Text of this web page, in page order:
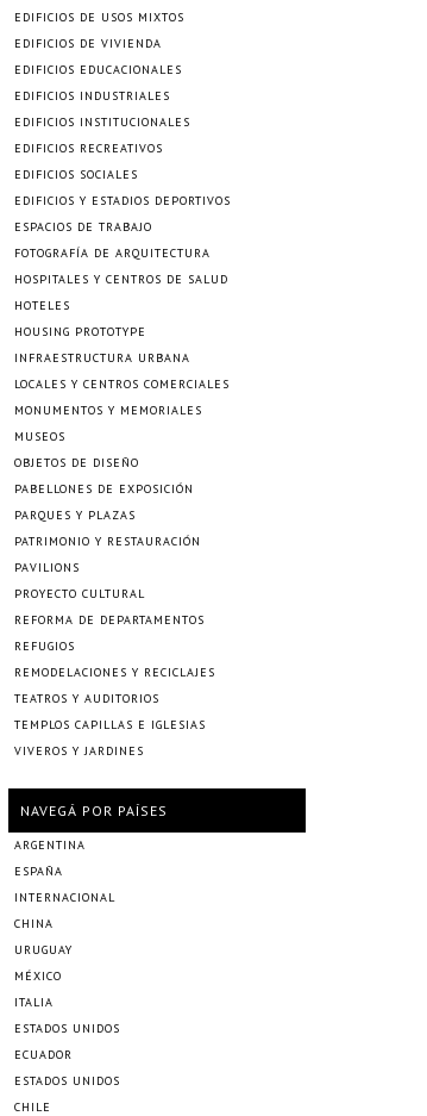
EDIFICIOS DE USOS MIXTOS
EDIFICIOS DE VIVIENDA
EDIFICIOS EDUCACIONALES
EDIFICIOS INDUSTRIALES
EDIFICIOS INSTITUCIONALES
EDIFICIOS RECREATIVOS
EDIFICIOS SOCIALES
EDIFICIOS Y ESTADIOS DEPORTIVOS
ESPACIOS DE TRABAJO
FOTOGRAFÍA DE ARQUITECTURA
HOSPITALES Y CENTROS DE SALUD
HOTELES
HOUSING PROTOTYPE
INFRAESTRUCTURA URBANA
LOCALES Y CENTROS COMERCIALES
MONUMENTOS Y MEMORIALES
MUSEOS
OBJETOS DE DISEÑO
PABELLONES DE EXPOSICIÓN
PARQUES Y PLAZAS
PATRIMONIO Y RESTAURACIÓN
PAVILIONS
PROYECTO CULTURAL
REFORMA DE DEPARTAMENTOS
REFUGIOS
REMODELACIONES Y RECICLAJES
TEATROS Y AUDITORIOS
TEMPLOS CAPILLAS E IGLESIAS
VIVEROS Y JARDINES
NAVEGÁ POR PAÍSES
ARGENTINA
ESPAÑA
INTERNACIONAL
CHINA
URUGUAY
MÉXICO
ITALIA
ESTADOS UNIDOS
ECUADOR
ESTADOS UNIDOS
CHILE